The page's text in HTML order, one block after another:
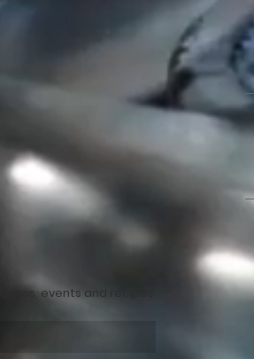
events and recipes